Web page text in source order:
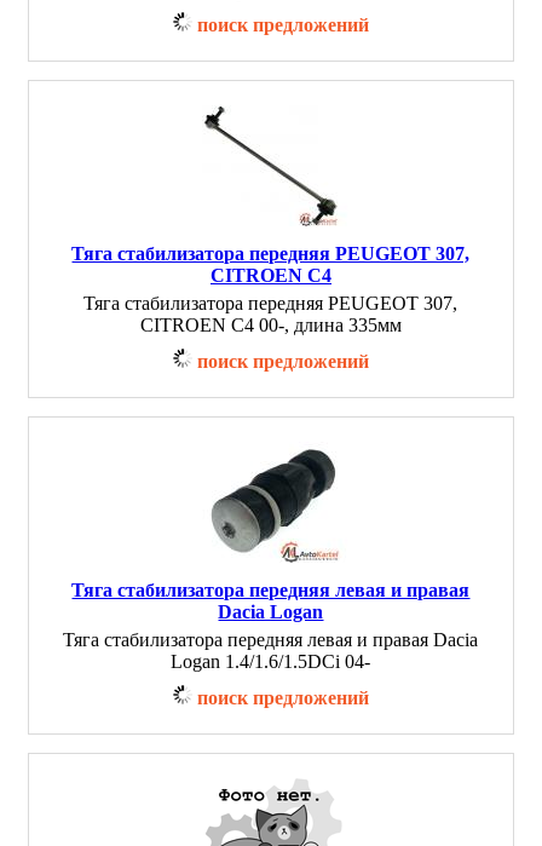
поиск предложений
Тяга стабилизатора передняя PEUGEOT 307,
CITROEN C4
Тяга стабилизатора передняя PEUGEOT 307,
CITROEN C4 00-, длина 335мм
поиск предложений
Тяга стабилизатора передняя левая и правая
Dacia Logan
Тяга стабилизатора передняя левая и правая Dacia
Logan 1.4/1.6/1.5DCi 04-
поиск предложений